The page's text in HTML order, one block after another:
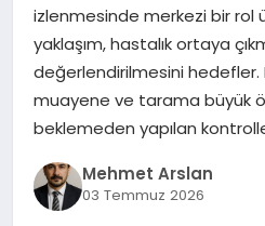
SAĞLIK
EĞITIM
DÜNYA
izlenmesinde merkezi bir rol
yaklaşım, hastalık ortaya
değerlendirilmesini hedefler.
muayene ve tarama büyük
beklemeden yapılan
Mehmet Arslan
03 Temmuz 2026